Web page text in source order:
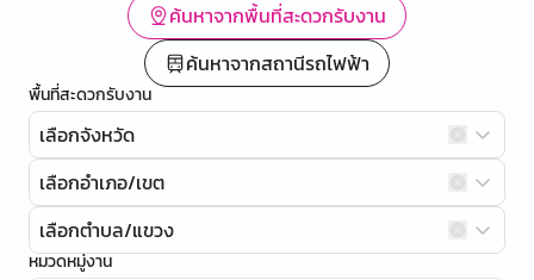
ค้นหาจากพื้นที่สะดวกรับงาน
ค้นหาจากสถานีรถไฟฟ้า
พื้นที่สะดวกรับงาน
เลือกจังหวัด
เลือกอำเภอ/เขต
เลือกตำบล/แขวง
หมวดหมู่งาน